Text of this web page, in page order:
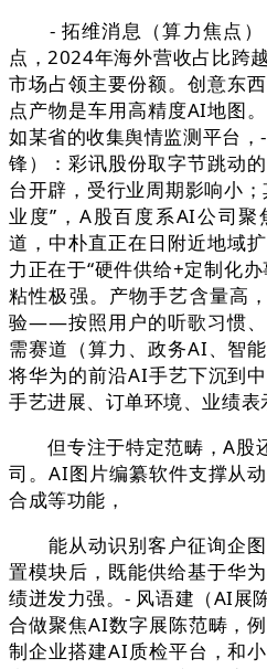
- 拓维消息（算力焦点）
点，2024年海外营收占比跨
市场占领主要份额。创意东
点产物是车用高精度AI地图
如某省的收集舆情监测平台
锋）：彩讯股份取字节跳动
台开辟，受行业周期影响小
业度”，A股百度系AI公司
道，中朴直正在日附近地域
力正在于“硬件供给+定制化
粘性极强。产物手艺含量高
验——按照用户的听歌习惯
需赛道（算力、政务AI、智
将华为的前沿AI手艺下沉到
手艺进展、订单环境、业绩表
但专注于特定范畴，A股
司。AI图片编纂软件支撑从
合成等功能，
能从动识别客户征询企图
置模块后，既能供给基于华
绩迸发力强。- 风语建（AI展
合做聚焦AI数字展陈范畴，
制企业搭建AI质检平台，和